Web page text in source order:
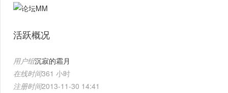
活跃概况
用户组沉寂的霜月
在线时间361 小时
注册时间2013-11-30 14:41